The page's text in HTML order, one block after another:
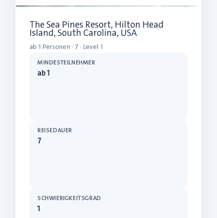
The Sea Pines Resort, Hilton Head
Island, South Carolina, USA
ab 1 Personen · 7 · Level 1
MINDESTEILNEHMER
ab 1
REISEDAUER
7
SCHWIERIGKEITSGRAD
1